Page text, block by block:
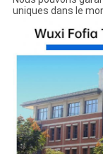
uniques dans le